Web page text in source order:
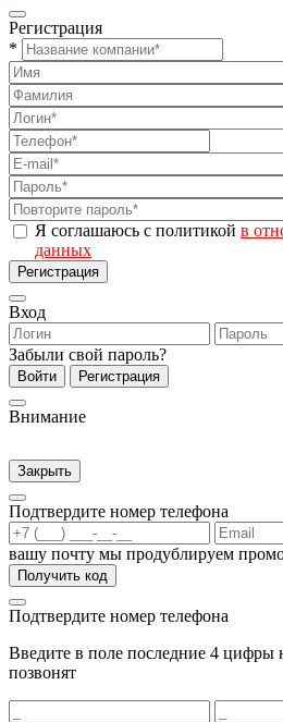
Регистрация
*
Я соглашаюсь с политикой в
данных
Регистрация
Вход
Забыли свой пароль?
Войти Регистрация
Внимание
Закрыть
Подтвердите номер телефона
вашу почту мы продублируем
Получить код
Подтвердите номер телефона
Введите в поле последние 4 цифры
позвонят